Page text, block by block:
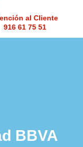
al Cliente
916 61 75 51
BBVA